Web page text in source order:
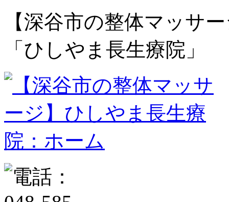
【深谷市の整体マッサ
「ひしやま長生療院」